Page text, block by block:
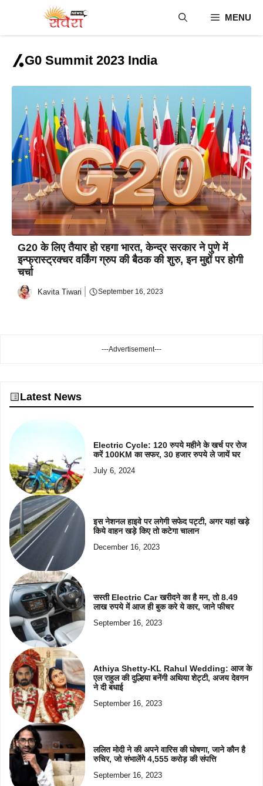
content
MENU
G0 Summit 2023 India
G20 के लिए तैयार हो रहगा भारत, केन्द्र सरकार ने पुणे में
इन्फ्रास्ट्रक्चर वर्किंग ग्रुप की बैठक की शुरु, इन मुद्दों पर होगी
चर्चा
Kavita Tiwari September 16, 2023
---Advertisement---
Latest News
Electric Cycle: 120 रुपये महीने के खर्च पर रोज
करें 100KM का सफर, 30 हजार रुपये ले जायें घर
July 6, 2024
इस नेशनल हाइवे पर लगेगी सफेद पट्टी, अगर यहां खड़े
किये वाहन खड़े किए तो कटेगा चालान
December 16, 2023
सस्ती Electric Car खरीदने का है मन, तो 8.49
लाख रुपये में आज ही बुक करे ये कार, जाने फीचर
September 16, 2023
Athiya Shetty-KL Rahul Wedding: आज के
एल राहुल की दुल्हिया बनेंगी अथिया शेट्टी, अजय देवगन
ने दी बधाई
September 16, 2023
ललित मोदी ने की अपने वारिस की घोषणा, जाने कौन है
रुचिर, जो संभालेंगे 4,555 करोड़ की संपत्ति
September 16, 2023